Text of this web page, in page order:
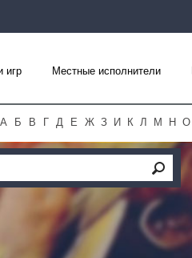
игр Местные исполнители
А Б В Г Д Е Ж З И К Л М Н О